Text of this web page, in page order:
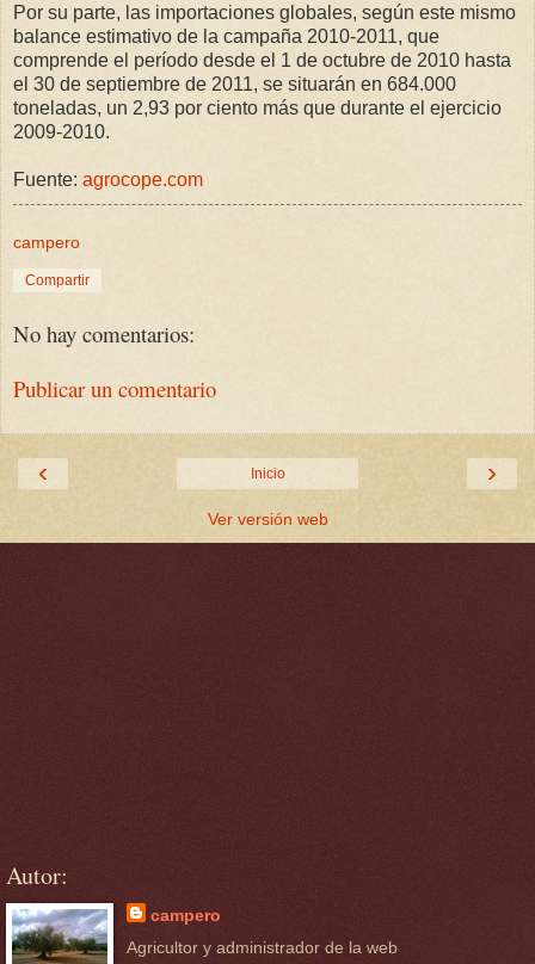
Por su parte, las importaciones globales, según este mismo
balance estimativo de la campaña 2010-2011, que
comprende el período desde el 1 de octubre de 2010 hasta
el 30 de septiembre de 2011, se situarán en 684.000
toneladas, un 2,93 por ciento más que durante el ejercicio
2009-2010.
Fuente: agrocope.com
campero
Compartir
No hay comentarios:
Publicar un comentario
‹ ›
Inicio
Ver versión web
Autor:
campero
Agricultor y administrador de la web